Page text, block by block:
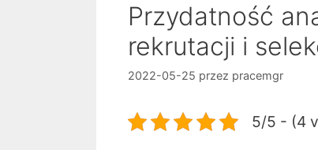
Przydatność
rekrutacji i
2022-05-25 przez pracemgr
5/5 - (4